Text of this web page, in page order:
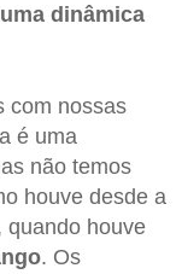
dinâmica
com nossas
é uma
não temos
houve desde a
quando houve
. Os